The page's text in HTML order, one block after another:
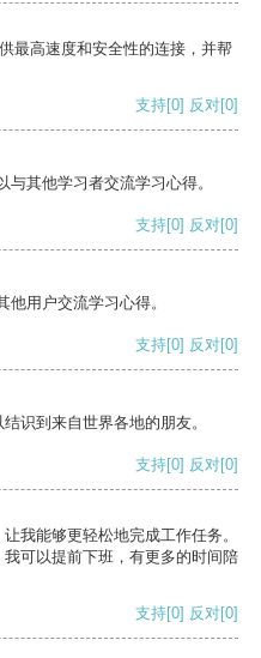
最高速度和安全性的连接，并帮
支持[0] 反对[0]
其他学习者交流学习心得。
支持[0] 反对[0]
用户交流学习心得。
支持[0] 反对[0]
识到来自世界各地的朋友。
支持[0] 反对[0]
我能够更轻松地完成工作任务。
可以提前下班，有更多的时间陪
支持[0] 反对[0]